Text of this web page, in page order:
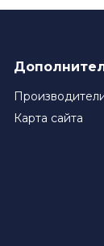
Карта сайта